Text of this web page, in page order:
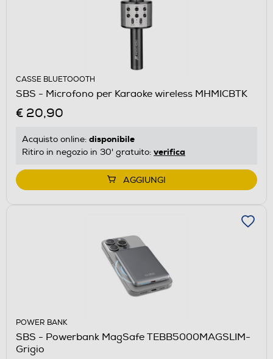
CASSE BLUETOOOTH
SBS - Microfono per Karaoke wireless MHMICBTK
€ 20,90
Acquisto online: disponibile
Ritiro in negozio in 30' gratuito: verifica
AGGIUNGI
POWER BANK
SBS - Powerbank MagSafe TEBB5000MAGSLIM-
Grigio